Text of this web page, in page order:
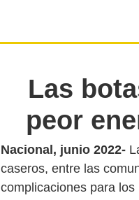
Las
peor
Nacional, junio 2022-
caseros, entre las